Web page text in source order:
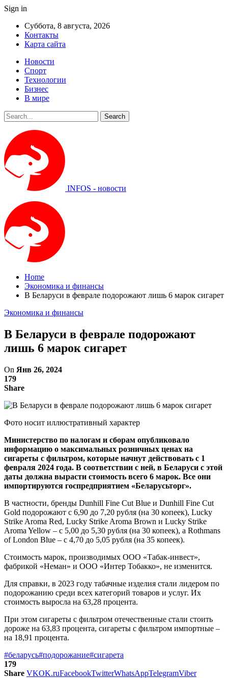
Sign in
Суббота, 8 августа, 2026
Контакты
Карта сайта
Новости
Спорт
Технологии
Бизнес
В мире
INFOS - новости
Home
Экономика и финансы
В Беларуси в феврале подорожают лишь 6 марок сигарет
Экономика и финансы
В Беларуси в феврале подорожают
лишь 6 марок сигарет
On Янв 26, 2024
179
Share
Фото носит иллюстративный характер
Министерство по налогам и сборам опубликовало
информацию о максимальных розничных ценах на
сигареты с фильтром, которые начнут действовать с 1
февраля 2024 года. В соответствии с ней, в Беларуси с этой
даты должна вырасти стоимость всего 6 марок. Все они
импортируются госпредприятием «Беларусьторг».
В частности, бренды Dunhill Fine Cut Blue и Dunhill Fine Cut
Gold подорожают с 6,90 до 7,20 рубля (на 30 копеек), Lucky
Strike Aroma Red, Lucky Strike Aroma Brown и Lucky Strike
Aroma Yellow – с 5,00 до 5,30 рубля (на 30 копеек), а Rothmans
of London Blue – с 4,70 до 5,05 рубля (на 35 копеек).
Стоимость марок, производимых ООО «Табак-инвест»,
фабрикой «Неман» и ООО «Интер Тобакко», не изменится.
Для справки, в 2023 году табачные изделия стали лидером по
подорожанию среди всех категорий товаров и услуг. Их
стоимость выросла на 63,28 процента.
При этом сигареты с фильтром отечественные стали стоить
дороже на 63,83 процента, сигареты с фильтром импортные –
на 18,91 процента.
#беларусь#подорожание#сигарета
179
Share VKOK.ruFacebookTwitterWhatsAppTelegramViber